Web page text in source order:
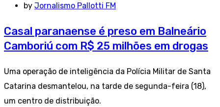
by Jornalismo Pallotti FM
Casal paranaense é preso em Balneário
Camboriú com R$ 25 milhões em drogas
Uma operação de inteligência da Polícia Militar de Santa
Catarina desmantelou, na tarde de segunda-feira (18),
um centro de distribuição.